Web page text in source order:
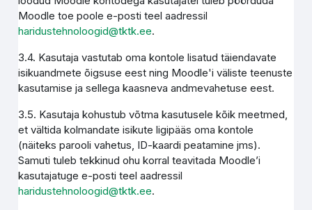
Moodle toe poole e-posti teel aadressil
haridustehnoloogid@tktk.ee.
3.4. Kasutaja vastutab oma kontole lisatud täiendavate
isikuandmete õigsuse eest ning Moodle'i väliste teenuste
kasutamise ja sellega kaasneva andmevahetuse eest.
3.5. Kasutaja kohustub võtma kasutusele kõik meetmed,
et vältida kolmandate isikute ligipääs oma kontole
(näiteks parooli vahetus, ID-kaardi peatamine jms).
Samuti tuleb tekkinud ohu korral teavitada Moodle’i
kasutajatuge e-posti teel aadressil
haridustehnoloogid@tktk.ee.